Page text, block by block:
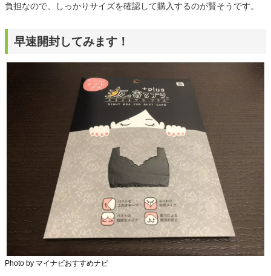
負担なので、しっかりサイズを確認して購入するのが賢そうです。
早速開封してみます！
Photo by マイナビおすすめナビ